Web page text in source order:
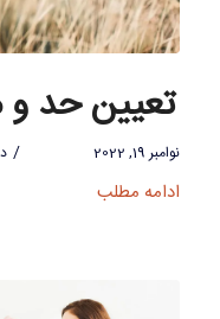
تعیین حد و
نوامبر 19, 2022 /
ادامه مطلب